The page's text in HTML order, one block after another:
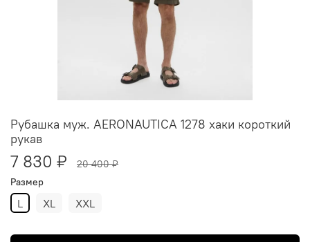
Рубашка муж. AERONAUTICA 1278 хаки короткий
рукав
7 830 ₽
20 400 ₽
Размер
L XL XXL